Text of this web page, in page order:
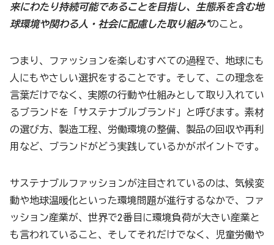
来にわたり持続可能であることを目指し、生態系を含む地
球環境や関わる人・社会に配慮した取り組み”のこと。
つまり、ファッションを楽しむすべての過程で、地球にも
人にもやさしい選択をすることです。そして、この理念を
言葉だけでなく、実際の行動や仕組みとして取り入れてい
るブランドを「サステナブルブランド」と呼びます。素材
の選び方、製造工程、労働環境の整備、製品の回収や再利
用など、ブランドがどう実践しているかがポイントです。
サステナブルファッションが注目されているのは、気候変
動や地球温暖化といった環境問題が進行するなかで、ファ
ッション産業が、世界で2番目に環境負荷が大きい産業と
も言われていること、そしてそれだけでなく、児童労働や